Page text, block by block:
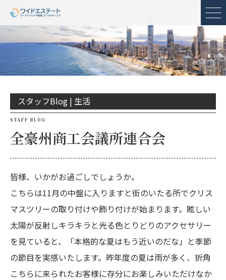
メ
スタッフBlog | 生活
STAFF BLOG
全豪州商工会議所連合会
皆様、いかがお過ごしでしょうか。
こちらは11月の中盤に入りますと街のいたる所でクリス
マスツリーの取り付けや飾り付けが始まります。眩しい
太陽が反射しキラキラと光る色とりどりのアクセサリー
を見ていると、「本格的な夏はもう近いのだな」と季節
の節目を実感いたします。昨年度の夏は雨が多く、折角
こちらに来られたお客様に存分にお楽しみいただけなか